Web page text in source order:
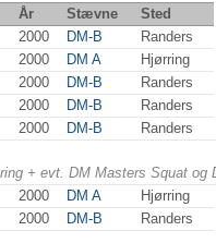
År Stævne
Sted
2000 DM-B
Randers
2000 DM A
Hjørring
2000 DM-B
Randers
2000 DM-B
Randers
2000 DM-B Randers
+ evt. DM Masters Squat
2000 DM A
Hjørring
2000 DM-B Randers